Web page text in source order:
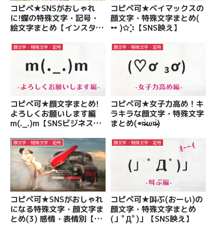
コピペ★SNSがおしゃれ
に!蝶の特殊文字・記号・
絵文字まとめ【インスタ映
コピペ可★ベイマックスの
顔文字・特殊文字まとめ(
ꕹ )✩⡱【SNS映え】
顔文字・特殊文字・記号
コピペ可★顔文字まとめ!
よろしくお願いします編
m(._.)m【SNSビジネス活
顔文字・特殊文字・記号
コピペ可★女子力高め！キ
ラキラな顔文字・特殊文字
まとめ(⌯¤̴̶̷̀ω¤̴̶̷́)
顔文字・特殊文字・記号
コピペ可★SNSがおしゃれ
になる特殊文字・顔文字ま
とめ(3) 感情・表情別【イ
顔文字・特殊文字・記号
コピペ可★叫ぶ(おーい)の
顔文字・特殊文字まとめ
(」ﾟДﾟ)」【SNS映え】